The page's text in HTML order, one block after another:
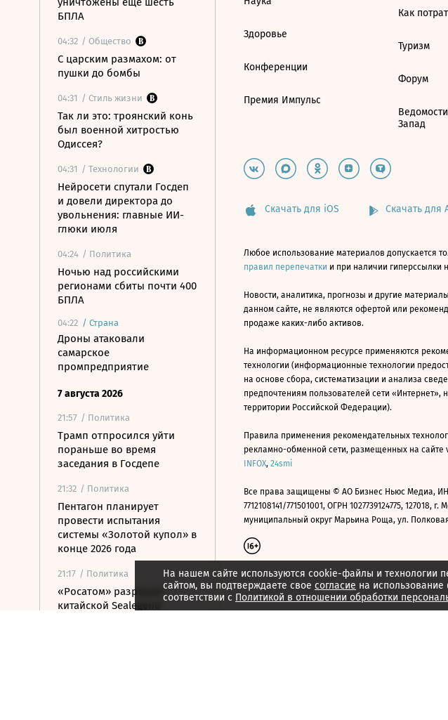
БПЛА
04:32 / Общество
С царским размахом: от
пушки до бомбы
04:31 / Стиль жизни
Так ли это: троянский конь
был военной хитростью
Одиссея?
04:31 / Технологии
Нейросети спутали Госдеп
и довели директора до
увольнения: главные ИИ-
глюки июля
04:24 / Политика
Ночью над российскими
регионами сбиты почти 400
БПЛА
04:22 / Страна
Дроны атаковали
самарское
промпредприятие
7 августа 2026
21:57 / Политика
Трамп отпросился уйти
пораньше во время
заседания в Госдепе
21:32 / Политика
Пентагон планирует
провести испытания
системы «Золотой купол» в
конце 2026 года
21:17 / Политика
«Росатом» разрешил
китайской Sealegend
На нашем сайте используются cookie-файлы и технологии
сайтом, вы подтверждаете свое согласие на
соответствии с Политикой в отношении обработки
Здоровье
Конференции
Премия Импульс
Как
Туризм
Форум
Запад
Скачать для iOS Скачать для
Любое использование материалов допускается
правил перепечатки и при наличии гиперссылки
Новости, аналитика, прогнозы и другие
данном сайте, не являются офертой или
продаже каких-либо активов.
На информационном ресурсе применяются
технологии (информационные технологии
на основе сбора, систематизации и анализа
предпочтениям пользователей сети «Интернет»,
территории Российской Федерации).
Правила применения рекомендательных
рекламно-обменной сети, размещенных на сайте
INFOX, 24smi
Все права защищены © АО Бизнес Ньюс Медиа,
7712108141/771501001, ОГРН 1027739124775, 127018, г.
муниципальный округ Марьина Роща, ул.